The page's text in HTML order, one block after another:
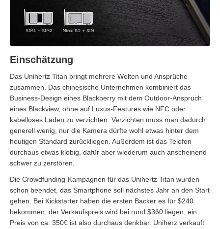
Einschätzung
Das Unihertz Titan bringt mehrere Welten und Ansprüche
zusammen. Das chinesische Unternehmen kombiniert das
Business-Design eines Blackberry mit dem Outdoor-Anspruch
eines Blackview, ohne auf Luxus-Features wie NFC oder
kabelloses Laden zu verzichten. Verzichten muss man dadurch
generell wenig, nur die Kamera dürfte wohl etwas hinter dem
heutigen Standard zurückliegen. Außerdem ist das Telefon
durchaus etwas klobig, dafür aber wiederum auch anscheinend
schwer zu zerstören.
Die Crowdfunding-Kampagnen für das Unihertz Titan wurden
schon beendet, das Smartphone soll nächstes Jahr an den Start
gehen. Bei Kickstarter haben die ersten Backer es für $240
bekommen, der Verkaufspreis wird bei rund $360 liegen, ein
Preis von ca. 350€ ist also durchaus denkbar. Uniherz verkauft